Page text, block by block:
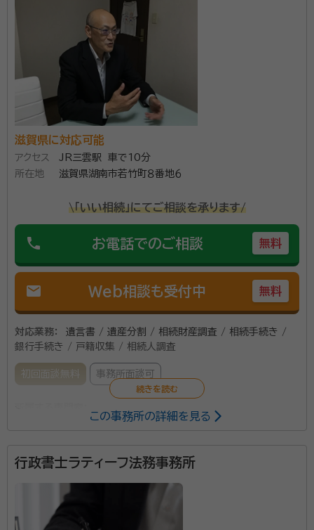
各種手続きや書類の受け渡しなどを、休日対応も含めてこちらの都合に
全て合わせていただけました。
相続手続きは多くの手間や時間ががかかります。どのよ
うな書類が必要で、どのように作成したらよいのか、資
料・情報収集に加え法的な知識も必要になります。 現
実に、身近な方が亡くなった後、煩雑な数々の手続きを
こなすのは、ご遺族の方にとっては大変お辛いことと思
います。 これらの手間を代行できる知識・経験を持っ
た行政書士をご利用ください。 行政書士 加藤事務所
さまの負担をできる限り減らし、かつスムーズに手続き
を完了できるよう努力しています。簡単な相続関係の状
況、相続方法のご意向等をお伺いし、印鑑証明をご用意
いただければ、お手を煩わせることなく必要な相続手続
き書類の収集・作成・金融機関の名義変更・解約等を行
います。また不動産相続登記をお任せいただければ、パ
ートナー司法書士と協業してスムーズな手続き（いわゆ
るワンストップ）をさせていただきます。
所属団体：滋賀県行政書士会
滋賀県に対応可能
アクセス
JR三雲駅 車で10分
所在地
滋賀県湖南市若竹町８番地６
\「いい相続」にてご相談を承ります/
phone お電話でのご相談 無料
mail Web相談も受付中 無料
対応業務：
遺言書 / 遺産分割 / 相続財産調査 / 相続手続き /
銀行手続き / 戸籍収集 / 相続人調査
初回面談無料 事務所面談可
ています。私は以前、行政職員として30年間、地域住民
のよりよい暮らしのために勤めておりましたが、より専
この事務所の詳細を見る
行政書士ラティーフ法務事務所